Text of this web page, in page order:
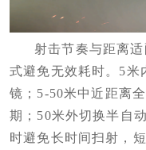
射击节奏与距离
式避免无效耗时。5米
镜；5-50米中近距离
期；50米外切换半自
时避免长时间扫射，